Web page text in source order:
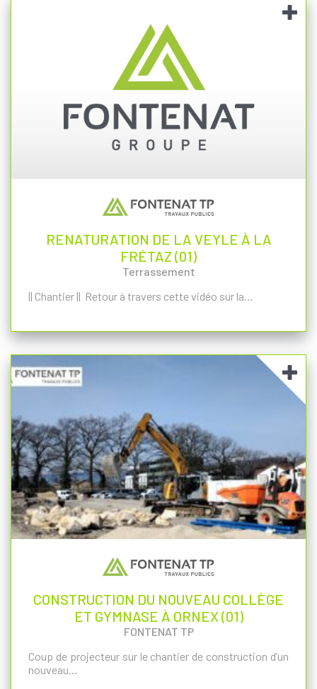
RENATURATION DE LA VEYLE À LA
FRÉTAZ (01)
Terrassement
|| Chantier || Retour à travers cette vidéo sur la…
CONSTRUCTION DU NOUVEAU COLLÈGE
ET GYMNASE À ORNEX (01)
FONTENAT TP
Coup de projecteur sur le chantier de construction d’un
nouveau…